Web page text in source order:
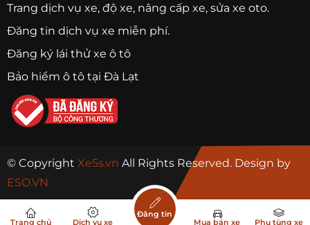
Trang dịch vụ xe, độ xe, nâng cấp xe, sửa xe oto.
Đăng tin dịch vụ xe miễn phí.
Đăng ký lái thử xe ô tô
Bảo hiểm ô tô tại Đà Lạt
© Copyright Xe5s.vn All Rights Reserved. Design by
ESO.VN
Trang chủ Dịch vụ xe
Đăng tin
Mua bán xe
Phụ tùng xe